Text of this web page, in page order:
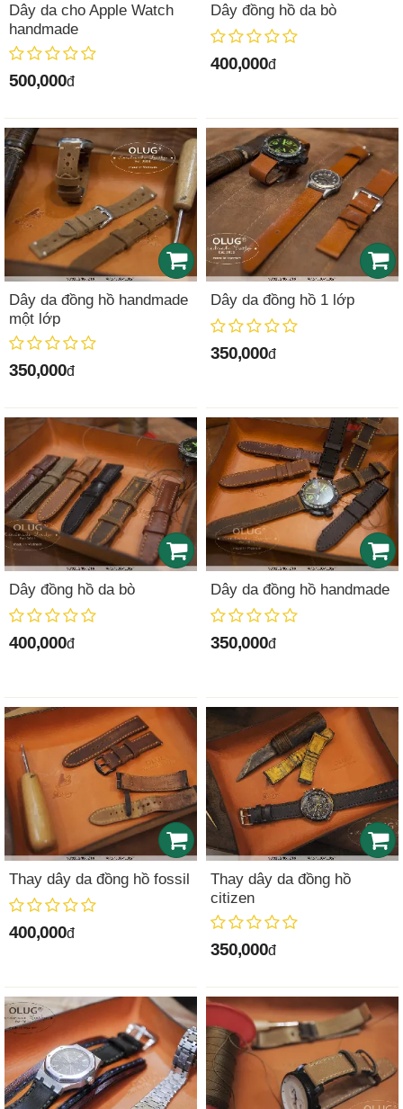
Dây da cho Apple Watch
handmade
500,000đ
Dây đồng hồ da bò
400,000đ
Dây da đồng hồ handmade
một lớp
350,000đ
Dây da đồng hồ 1 lớp
350,000đ
Dây đồng hồ da bò
400,000đ
Dây da đồng hồ handmade
350,000đ
Thay dây da đồng hồ fossil
400,000đ
Thay dây da đồng hồ
citizen
350,000đ